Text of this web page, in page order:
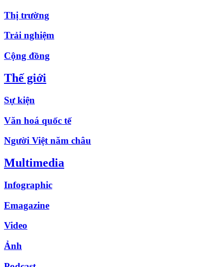
Thị trường
Trải nghiệm
Cộng đồng
Thế giới
Sự kiện
Văn hoá quốc tế
Người Việt năm châu
Multimedia
Infographic
Emagazine
Video
Ảnh